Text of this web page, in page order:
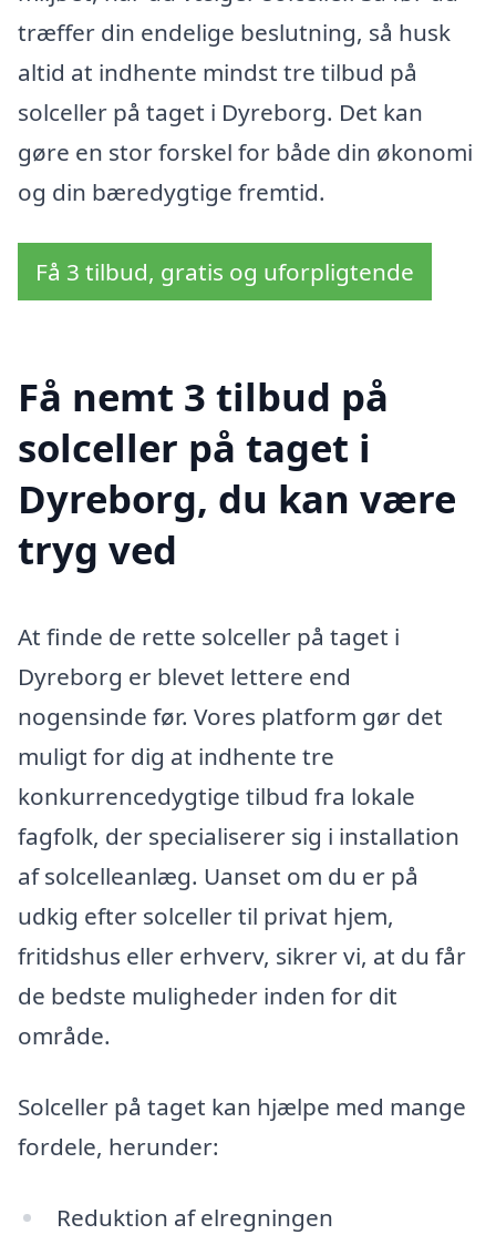
træffer din endelige beslutning, så husk
altid at indhente mindst tre tilbud på
solceller på taget i Dyreborg. Det kan
gøre en stor forskel for både din økonomi
og din bæredygtige fremtid.
Få 3 tilbud, gratis og uforpligtende
Få nemt 3 tilbud på
solceller på taget i
Dyreborg, du kan være
tryg ved
At finde de rette solceller på taget i
Dyreborg er blevet lettere end
nogensinde før. Vores platform gør det
muligt for dig at indhente tre
konkurrencedygtige tilbud fra lokale
fagfolk, der specialiserer sig i installation
af solcelleanlæg. Uanset om du er på
udkig efter solceller til privat hjem,
fritidshus eller erhverv, sikrer vi, at du får
de bedste muligheder inden for dit
område.
Solceller på taget kan hjælpe med mange
fordele, herunder:
Reduktion af elregningen